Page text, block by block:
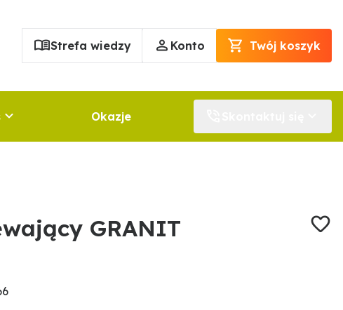
Strefa wiedzy Konto Twój koszyk
Okazje
GRANIT